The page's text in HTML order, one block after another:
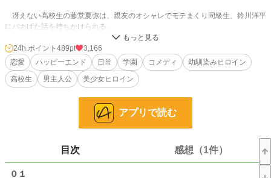
冴えない高校生の藤堂夏弥は、親友のオシャレでモテまくり同級生、鈴川洋平
にバカげた話を持ちかけられる。
それは、お互い現在同居中の妹達、藤堂秋乃と鈴川美咲を交換して生活しよう
というものだった。
鈴川美咲は、美男子の洋平に勝るとも劣らない美少女なのだけれど、男子に嫌
冴えない男子と冷めがちな女子の距離感が、二人暮らしのなかで徐々に変わっ
小説 2,901 位 / 228,832 件
24h.ポイント 489pt
3,166
恋愛
ハッピーエンド 日常 学園 コメディ
幼馴染みヒロイン
高校生
男主人公 美少女ヒロイン
アプリで読む
目次 感想（1件）
０１